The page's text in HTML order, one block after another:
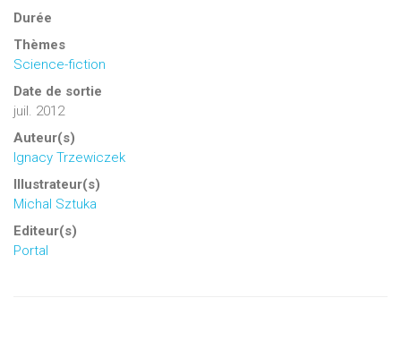
Durée
Thèmes
Science-fiction
Date de sortie
juil. 2012
Auteur(s)
Ignacy Trzewiczek
Illustrateur(s)
Michal Sztuka
Editeur(s)
Portal